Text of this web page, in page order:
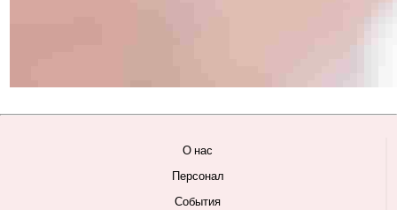
О нас
Персонал
События